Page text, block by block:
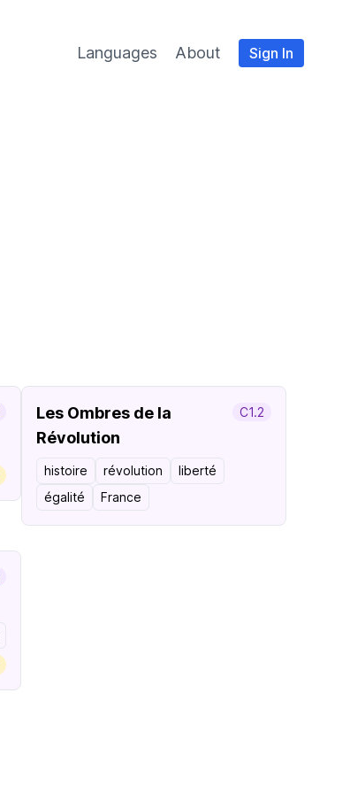
Languages About Sign In
Les Ombres de la
Révolution
C1.2
histoire révolution
liberté
égalité
France